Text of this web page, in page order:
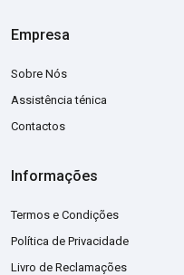
Empresa
Sobre Nós
Assistência ténica
Contactos
Informações
Termos e Condições
Política de Privacidade
Livro de Reclamações